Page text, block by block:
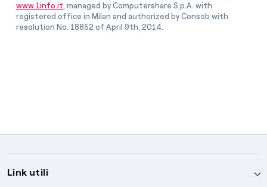
www.1info.it , managed by Computershare S.p.A. with
registered office in Milan and authorized by Consob with
resolution No. 18852 of April 9th, 2014.
Link utili